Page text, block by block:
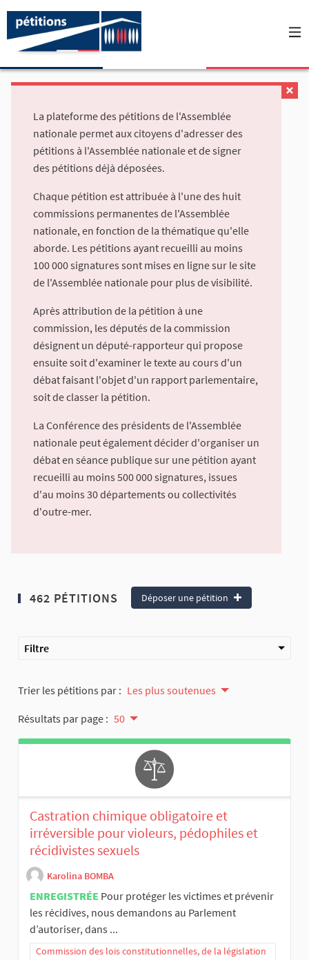
La plateforme des pétitions de l'Assemblée
nationale permet aux citoyens d'adresser des
pétitions à l'Assemblée nationale et de signer
des pétitions déjà déposées.
Chaque pétition est attribuée à l'une des huit
commissions permanentes de l'Assemblée
nationale, en fonction de la thématique qu'elle
aborde. Les pétitions ayant recueilli au moins
100 000 signatures sont mises en ligne sur le site
de l'Assemblée nationale pour plus de visibilité.
Après attribution de la pétition à une
commission, les députés de la commission
désignent un député-rapporteur qui propose
ensuite soit d'examiner le texte au cours d'un
débat faisant l'objet d'un rapport parlementaire,
soit de classer la pétition.
La Conférence des présidents de l'Assemblée
nationale peut également décider d'organiser un
débat en séance publique sur une pétition ayant
recueilli au moins 500 000 signatures, issues
d'au moins 30 départements ou collectivités
d'outre-mer.
462 PÉTITIONS Déposer une pétition
Filtre
Trier les pétitions par : Les plus soutenues
Résultats par page : 50
Castration chimique obligatoire et
irréversible pour violeurs, pédophiles et
récidivistes sexuels
Karolina BOMBA
ENREGISTRÉE Pour protéger les victimes et prévenir
les récidives, nous demandons au Parlement
d’autoriser, dans ...
Commission des lois constitutionnelles, de la législation